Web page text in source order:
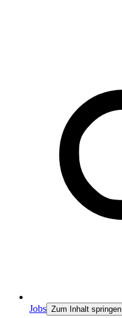
Jobs Zum Inhalt springen